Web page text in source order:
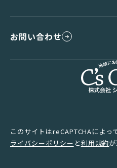
このサイトはreCAPTCHAによ
ライバシーポリシー と利用規約
お問い合わせ